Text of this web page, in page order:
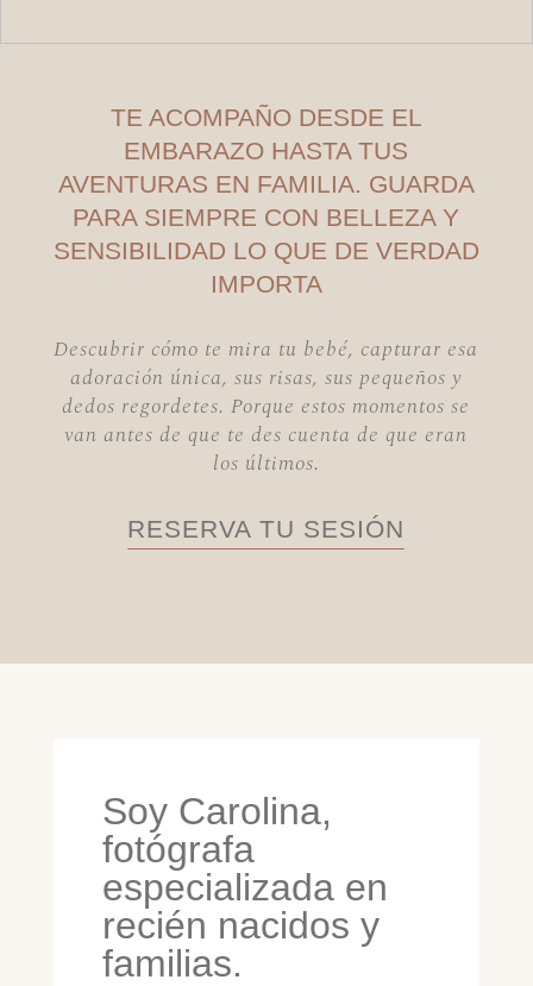
TE ACOMPAÑO DESDE EL
EMBARAZO HASTA TUS
AVENTURAS EN FAMILIA. GUARDA
PARA SIEMPRE CON BELLEZA Y
SENSIBILIDAD LO QUE DE VERDAD
IMPORTA
Descubrir cómo te mira tu bebé, capturar esa
adoración única, sus risas, sus pequeños y
dedos regordetes. Porque estos momentos se
van antes de que te des cuenta de que eran
los últimos.
RESERVA TU SESIÓN
Soy Carolina,
fotógrafa
especializada en
recién nacidos y
familias.